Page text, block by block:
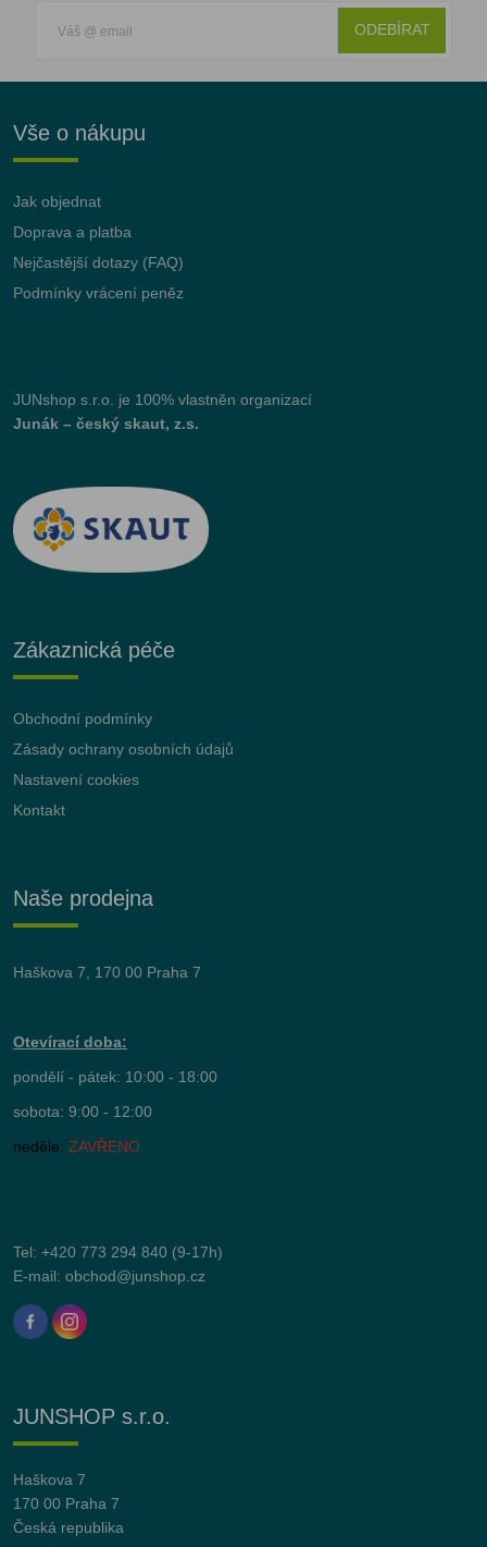
ODEBÍRAT
Vše o nákupu
Jak objednat
Doprava a platba
Nejčastější dotazy (FAQ)
Podmínky vrácení peněz
JUNshop s.r.o.
je 100% vlastněn organizací
Junák – český skaut, z.s.
Zákaznická péče
Obchodní podmínky
Zásady ochrany osobních údajů
Nastavení cookies
Kontakt
Naše prodejna
Haškova 7, 170 00 Praha 7
Otevírací doba:
pondělí - pátek: 10:00 - 18:00
sobota: 9:00 - 12:00
neděle: ZAVŘENO
Tel: +420 773 294 840 (9-17h)
E-mail: obchod@junshop.cz
JUNSHOP s.r.o.
Haškova 7
170 00 Praha 7
Česká republika